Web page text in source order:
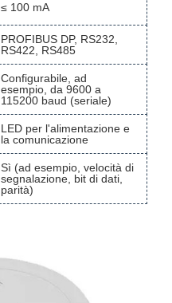
≤ 100 mA
PROFIBUS DP, RS232,
RS422, RS485
Configurabile, ad
esempio, da 9600 a
115200 baud (seriale)
LED per l'alimentazione e
la comunicazione
Sì (ad esempio, velocità di
segnalazione, bit di dati,
parità)